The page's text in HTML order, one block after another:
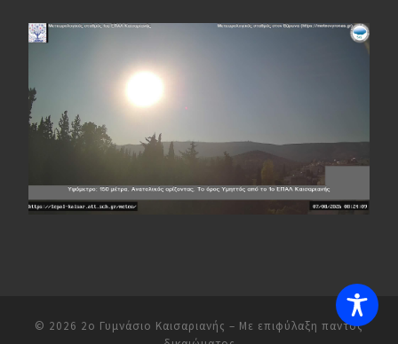
© 2026 2ο Γυμνάσιο Καισαριανής – Με επιφύλαξη παντός